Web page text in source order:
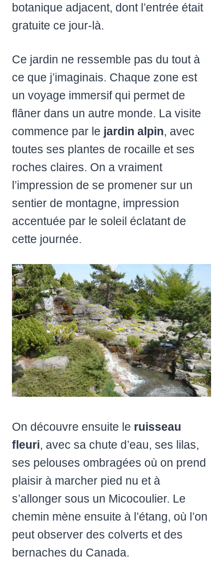
botanique adjacent, dont l’entrée était
gratuite ce jour-là.
Ce jardin ne ressemble pas du tout à
ce que j’imaginais. Chaque zone est
un voyage immersif qui permet de
flâner dans un autre monde. La visite
commence par le jardin alpin, avec
toutes ses plantes de rocaille et ses
roches claires. On a vraiment
l’impression de se promener sur un
sentier de montagne, impression
accentuée par le soleil éclatant de
cette journée.
On découvre ensuite le ruisseau
fleuri, avec sa chute d’eau, ses lilas,
ses pelouses ombragées où on prend
plaisir à marcher pied nu et à
s’allonger sous un Micocoulier. Le
chemin mène ensuite à l’étang, où l’on
peut observer des colverts et des
bernaches du Canada.